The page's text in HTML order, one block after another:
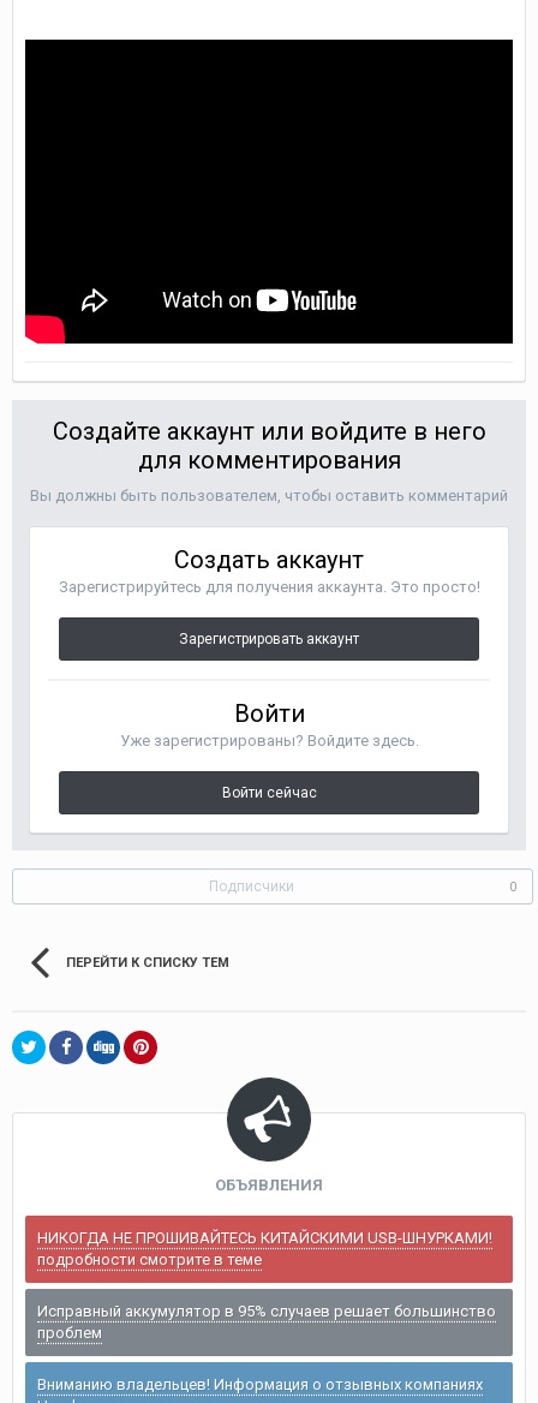
Создайте аккаунт или войдите в него
для комментирования
Вы должны быть пользователем, чтобы оставить комментарий
Создать аккаунт
Зарегистрируйтесь для получения аккаунта. Это просто!
Зарегистрировать аккаунт
Войти
Уже зарегистрированы? Войдите здесь.
Войти сейчас
Подписчики 0
ПЕРЕЙТИ К СПИСКУ ТЕМ
ОБЪЯВЛЕНИЯ
НИКОГДА НЕ ПРОШИВАЙТЕСЬ КИТАЙСКИМИ USB-ШНУРКАМИ!
подробности смотрите в теме
Исправный аккумулятор в 95% случаев решает большинство
проблем
Вниманию владельцев! Информация о отзывных компаниях